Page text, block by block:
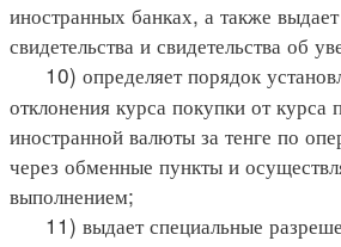
иностранных банках, а также
свидетельства и свидетельства об
10) определяет порядок
отклонения курса покупки от курса
иностранной валюты за тенге по
через обменные пункты и
выполнением;
11) выдает специальные